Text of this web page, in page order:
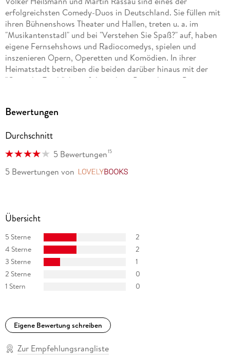
erfolgreichsten Comedy-Duos in Deutschland. Sie füllen mit
ihren Bühnenshows Theater und Hallen, treten u. a. im
"Musikantenstadl" und bei "Verstehen Sie Spaß?" auf, haben
eigene Fernsehshows und Radiocomedys, spielen und
inszenieren Opern, Operetten und Komödien. In ihrer
Heimatstadt betreiben die beiden darüber hinaus mit der
"Comödie Fürth" das erfolgreichste Privattheater Bayerns.
erfolgreichsten Comedy-Duos in Deutschland. Sie füllen mit
"Musikantenstadl" und bei "Verstehen Sie Spaß?" auf, haben
eigene Fernsehshows und Radiocomedys, spielen und
inszenieren Opern, Operetten und Komödien. In ihrer
Heimatstadt betreiben die beiden darüber hinaus mit der
Bewertungen
Durchschnitt
5 Bewertungen15
5 Bewertungen von
Übersicht
5 Sterne
2
4 Sterne
2
3 Sterne
1
2 Sterne
0
1 Stern
0
Eigene Bewertung schreiben
Zur Empfehlungsrangliste